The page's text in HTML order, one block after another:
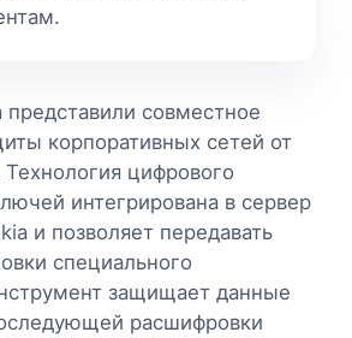
совместное
корпоративных сетей от
Технология цифрового
интегрирована в сервер
и позволяет передавать
специального
защищает данные
расшифровки